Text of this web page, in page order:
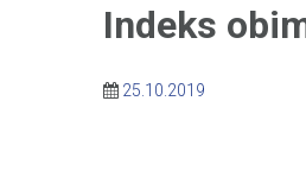
Indeks
25.10.2019